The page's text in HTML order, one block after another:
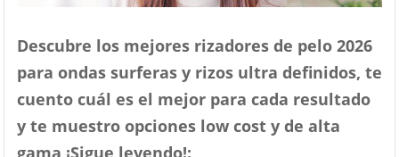
Descubre los mejores rizadores de pelo 2026
para ondas surferas y rizos ultra definidos, te
cuento cuál es el mejor para cada resultado
y te muestro opciones low cost y de alta
gama ¡Sigue leyendo!: